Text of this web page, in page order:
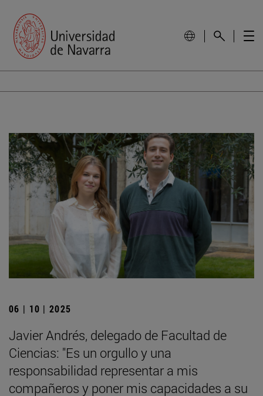
06 | 10 | 2025
Javier Andrés, delegado de Facultad de
Ciencias: "Es un orgullo y una
responsabilidad representar a mis
compañeros y poner mis capacidades a su